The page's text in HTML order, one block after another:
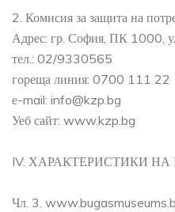
2. Комисия за защита на
Адрес: гр. София, ПК 1000,
тел.: 02/9330565
гореща линия: 0700 111 22
е-mail: info@kzp.bg
Уеб сайт: www.kzp.bg
IV. ХАРАКТЕРИСТИКИ
Чл. 3.